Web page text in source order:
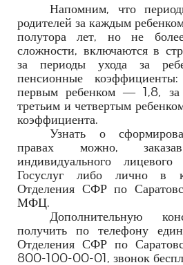
Напомним, что
родителей за каждым
полутора лет, но не
сложности, включаются в
за периоды ухода за
пенсионные
первым ребенком — 1,8,
третьим и четвертым
коэффициента.
Узнать о
правах можно,
индивидуального
Госуслуг либо лично в
Отделения СФР по
МФЦ.
Дополнительную
получить по телефону
Отделения СФР по
800-100-00-01, звонок